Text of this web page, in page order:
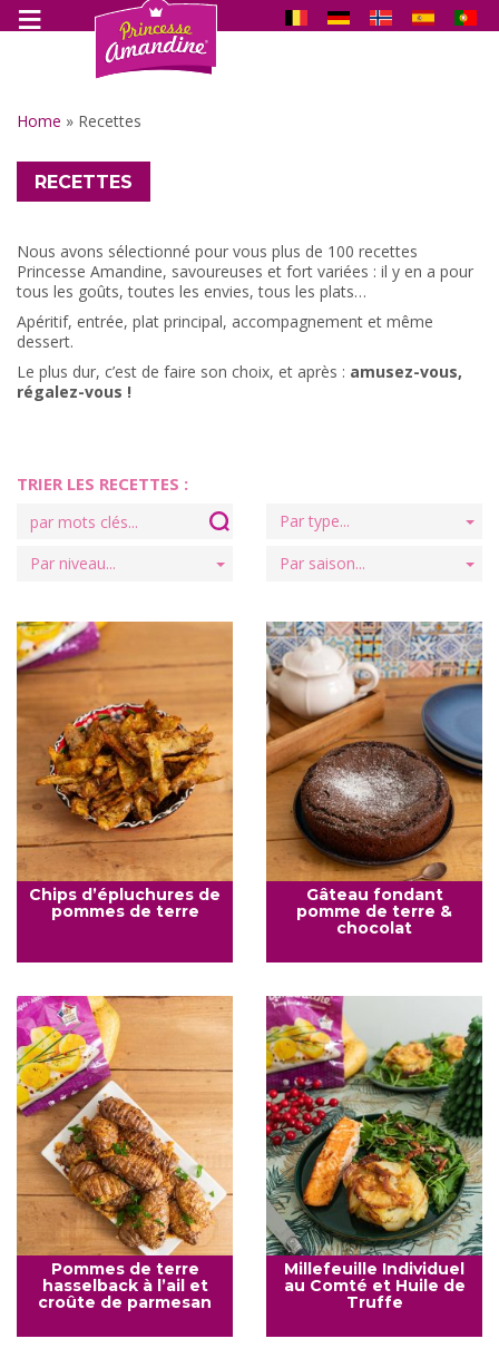
Home » Recettes
RECETTES
Nous avons sélectionné pour vous plus de 100 recettes
Princesse Amandine, savoureuses et fort variées : il y en a pour
tous les goûts, toutes les envies, tous les plats…
Apéritif, entrée, plat principal, accompagnement et même
dessert.
Le plus dur, c’est de faire son choix, et après : amusez-vous,
régalez-vous !
TRIER LES RECETTES :
for:
Par type...
Par niveau...
Par saison...
Chips d’épluchures de
pommes de terre
Gâteau fondant
pomme de terre &
chocolat
Pommes de terre
hasselback à l’ail et
croûte de parmesan
Millefeuille Individuel
au Comté et Huile de
Truffe